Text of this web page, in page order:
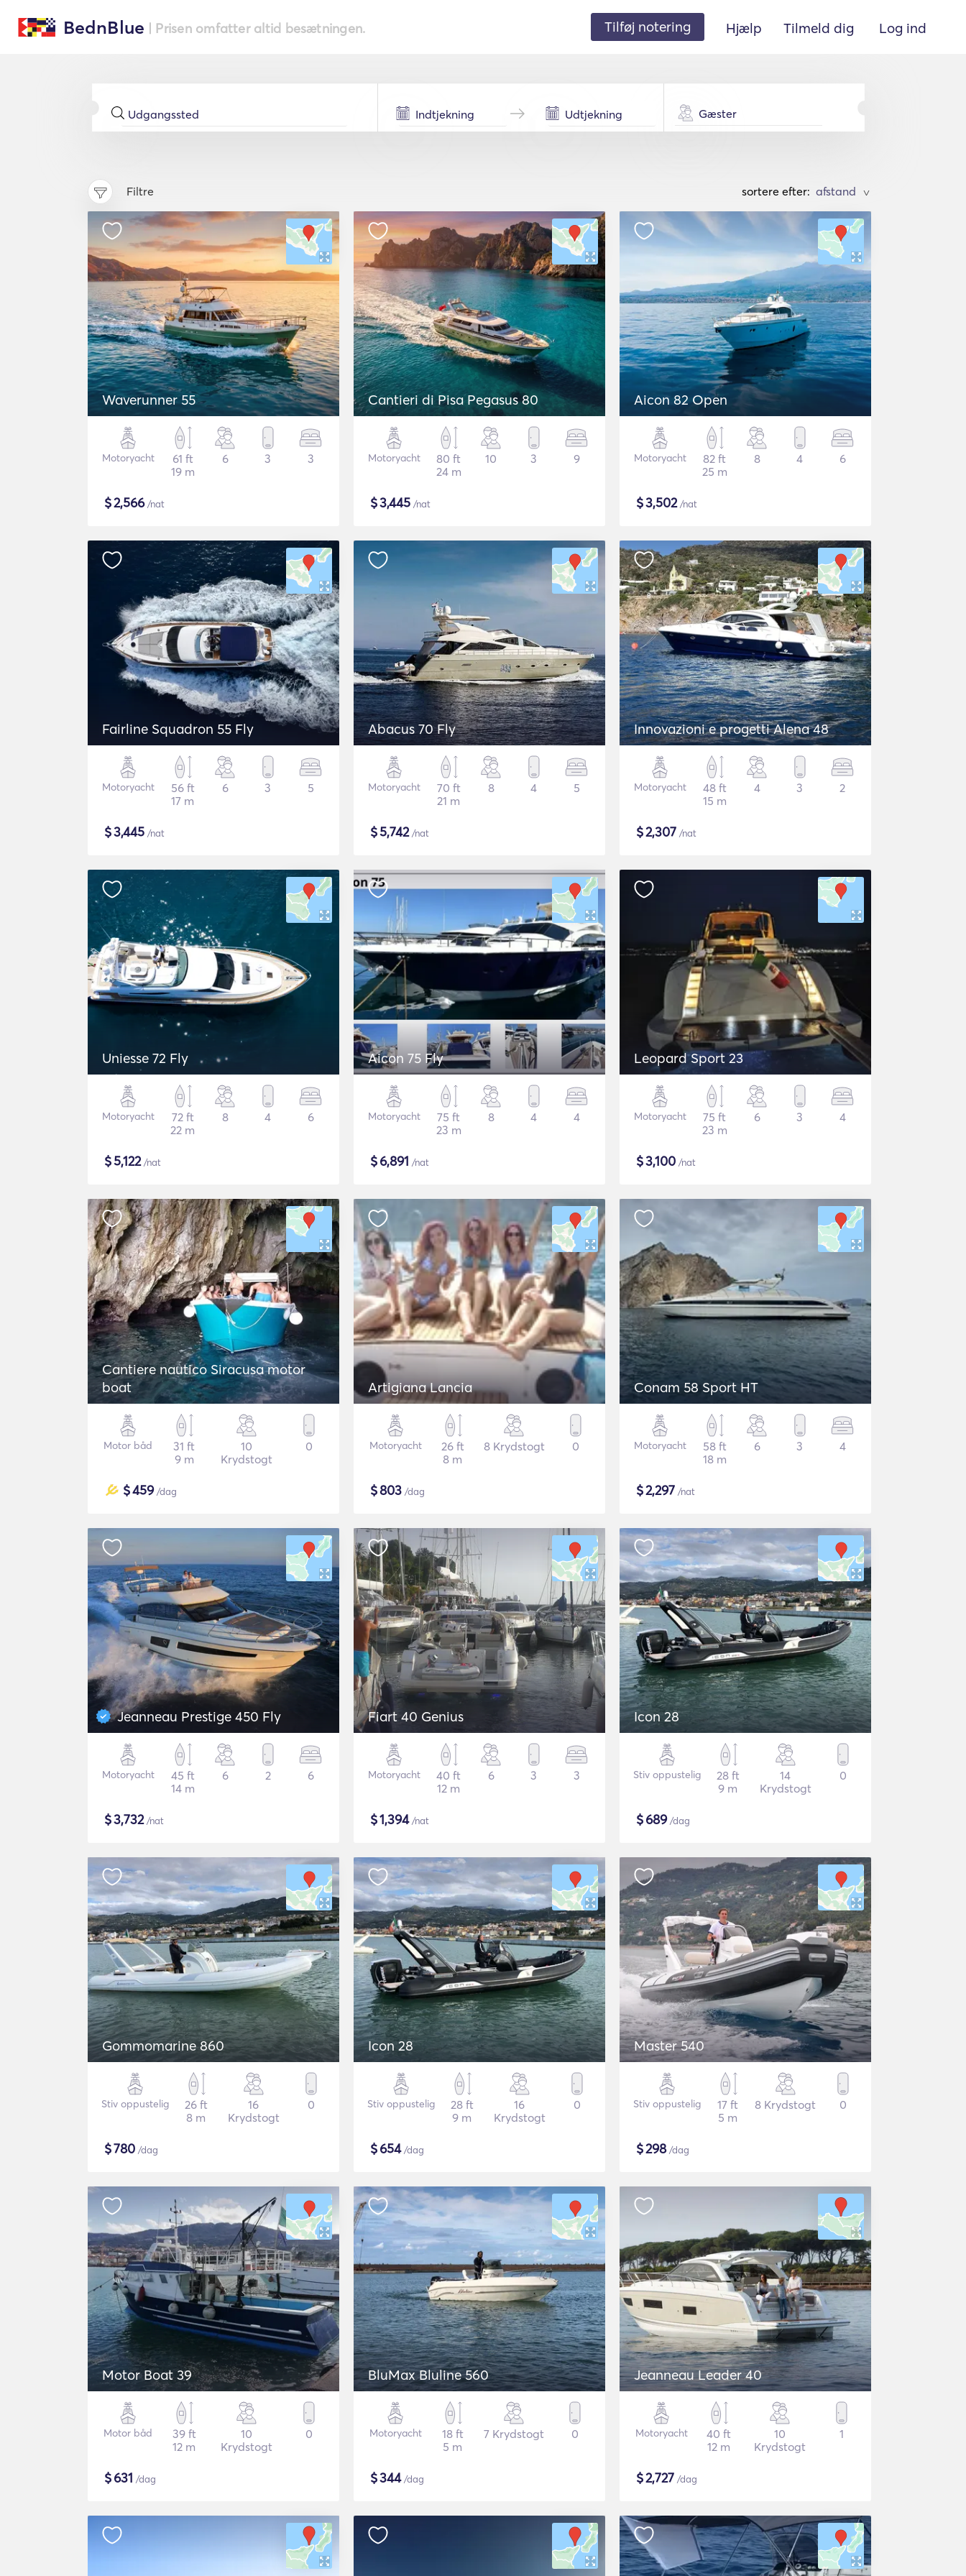
BednBlue | Prisen omfatter altid besætningen. Tilføj notering Hjælp Tilmeld dig Log ind
Gæster
Filtre sortere efter: >
Waverunner 55
Motoryacht
61 ft
19 m
6 3 3
$2,566/nat
Cantieri di Pisa Pegasus 80
Motoryacht
80 ft
24 m
10 3 9
$3,445 /nat
Aicon 82 Open
Motoryacht
82 ft
25 m
8 4 6
$3,502/nat
Fairline Squadron 55 Fly
Motoryacht
56 ft
17 m
6 3 5
$3,445 /nat
Abacus 70 Fly
Motoryacht
70 ft
21 m
8 4 5
$5,742/nat
Innovazioni e progetti Alena 48
Motoryacht
48 ft
15 m
4 3 2
$2,307 /nat
Uniesse 72 Fly
Motoryacht
72 ft
22 m
8 4 6
$5,122/nat
Aicon 75 Fly
Motoryacht
75 ft
23 m
8 4 4
$6,891 /nat
Leopard Sport 23
Motoryacht
75 ft
23 m
6 3 4
$3,100 /nat
Cantiere nautico Siracusa motor
boat
Motor båd
31 ft
9 m
10
Krydstogt
0
$459/dag
Artigiana Lancia
Motoryacht
26 ft
8 m
8 Krydstogt 0
$803 /dag
Conam 58 Sport HT
Motoryacht
58 ft
18 m
6 3 4
$2,297 /nat
Jeanneau Prestige 450 Fly
Motoryacht
45 ft
14 m
6 2 6
$3,732/nat
Fiart 40 Genius
Motoryacht
40 ft
12 m
6 3 3
$1,394/nat
Icon 28
Stiv oppustelig
28 ft
9 m
14
Krydstogt
0
$689/dag
Gommomarine 860
Stiv oppustelig
26 ft
8 m
16
Krydstogt
0
$780 /dag
Icon 28
Stiv oppustelig
28 ft
9 m
16
Krydstogt
0
$654/dag
Master 540
Stiv oppustelig
17 ft
5 m
8 Krydstogt 0
$298/dag
Motor Boat 39
Motor båd
39 ft
12 m
10
Krydstogt
0
$631 /dag
BluMax Bluline 560
Motoryacht
18 ft
5 m
7 Krydstogt 0
$344/dag
Jeanneau Leader 40
Motoryacht
40 ft
12 m
10
Krydstogt
1
$2,727 /dag